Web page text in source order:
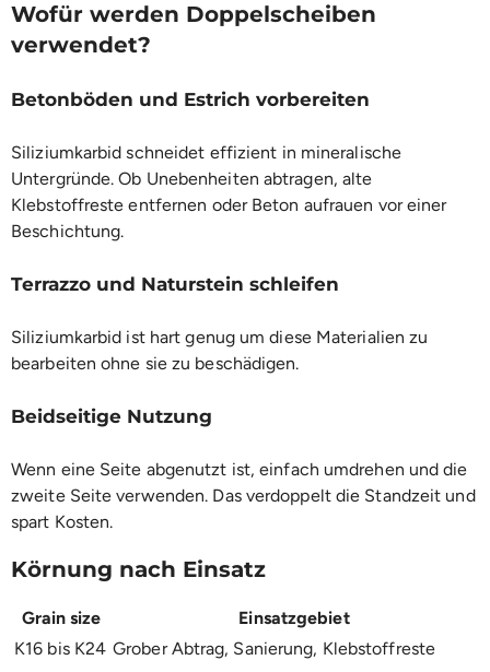
Wofür werden Doppelscheiben
verwendet?
Betonböden und Estrich vorbereiten
Siliziumkarbid schneidet effizient in mineralische
Untergründe. Ob Unebenheiten abtragen, alte
Klebstoffreste entfernen oder Beton aufrauen vor einer
Beschichtung.
Terrazzo und Naturstein schleifen
Siliziumkarbid ist hart genug um diese Materialien zu
bearbeiten ohne sie zu beschädigen.
Beidseitige Nutzung
Wenn eine Seite abgenutzt ist, einfach umdrehen und die
zweite Seite verwenden. Das verdoppelt die Standzeit und
spart Kosten.
Körnung nach Einsatz
Grain size
Einsatzgebiet
K16 bis K24 Grober Abtrag, Sanierung, Klebstoffreste